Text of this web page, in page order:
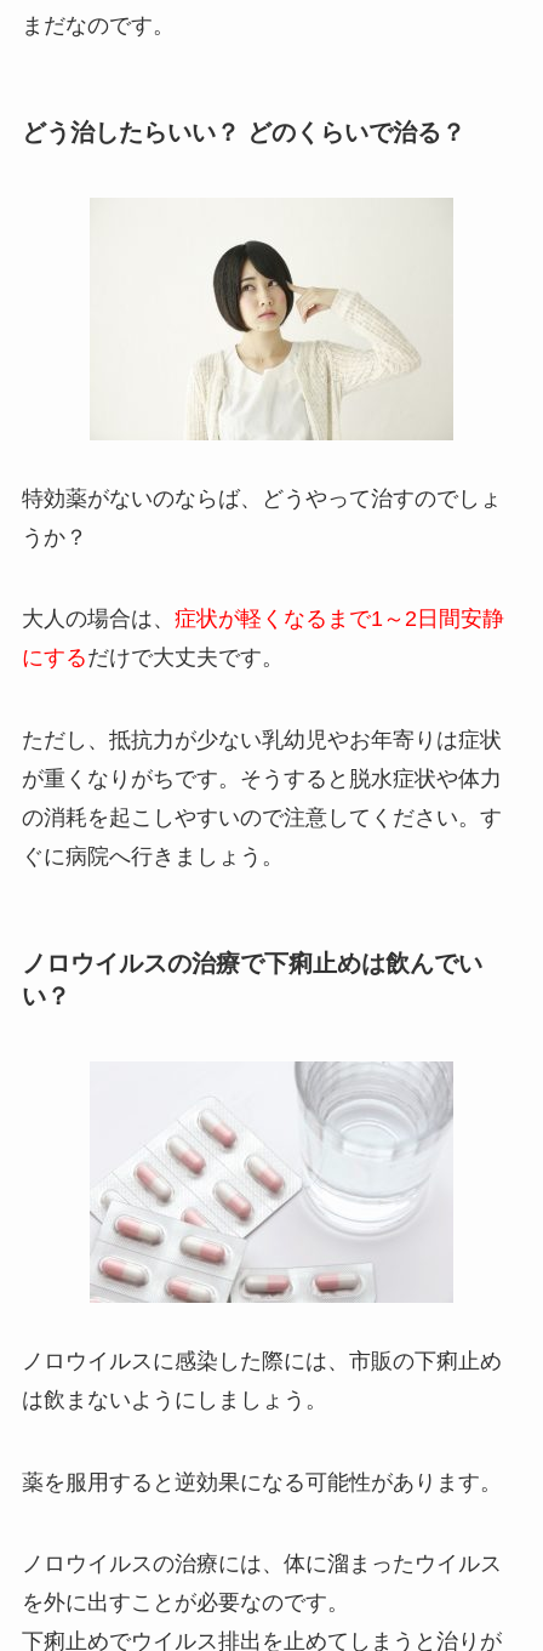
まだなのです。
どう治したらいい？ どのくらいで治る？
特効薬がないのならば、どうやって治すのでしょ
うか？
大人の場合は、 症状が軽くなるまで1～2日間安静
にするだけで大丈夫です。
ただし、抵抗力が少ない乳幼児やお年寄りは症状
が重くなりがちです。そうすると脱水症状や体力
の消耗を起こしやすいので注意してください。す
ぐに病院へ行きましょう。
ノロウイルスの治療で下痢止めは飲んでい
い？
ノロウイルスに感染した際には、市販の下痢止め
は飲まないようにしましょう。
薬を服用すると逆効果になる可能性があります。
ノロウイルスの治療には、体に溜まったウイルス
を外に出すことが必要なのです。
下痢止めでウイルス排出を止めてしまうと治りが